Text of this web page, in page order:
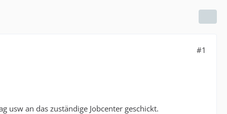
#1
usw an das zuständige Jobcenter geschickt.